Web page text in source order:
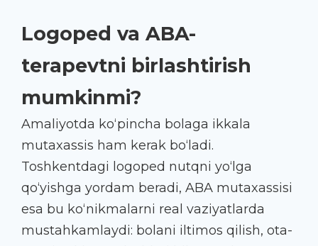
Logoped va ABA-
terapevtni birlashtirish
mumkinmi?
Amaliyotda ko‘pincha bolaga ikkala
mutaxassis ham kerak bo‘ladi.
Toshkentdagi logoped nutqni yo‘lga
qo‘yishga yordam beradi, ABA mutaxassisi
esa bu ko‘nikmalarni real vaziyatlarda
mustahkamlaydi: bolani iltimos qilish, ota-